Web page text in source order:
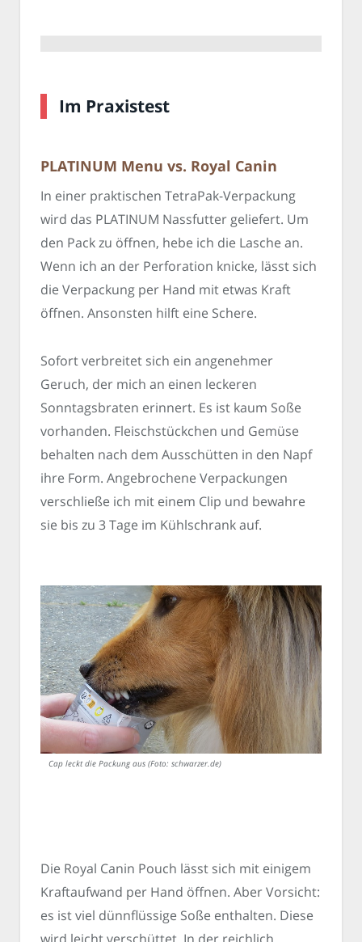
Im Praxistest
PLATINUM Menu vs. Royal Canin
In einer praktischen TetraPak-Verpackung
wird das PLATINUM Nassfutter geliefert. Um
den Pack zu öffnen, hebe ich die Lasche an.
Wenn ich an der Perforation knicke, lässt sich
die Verpackung per Hand mit etwas Kraft
öffnen. Ansonsten hilft eine Schere.
Sofort verbreitet sich ein angenehmer
Geruch, der mich an einen leckeren
Sonntagsbraten erinnert. Es ist kaum Soße
vorhanden. Fleischstückchen und Gemüse
behalten nach dem Ausschütten in den Napf
ihre Form. Angebrochene Verpackungen
verschließe ich mit einem Clip und bewahre
sie bis zu 3 Tage im Kühlschrank auf.
Cap leckt die Packung aus (Foto: schwarzer.de)
Die Royal Canin Pouch lässt sich mit einigem
Kraftaufwand per Hand öffnen. Aber Vorsicht:
es ist viel dünnflüssige Soße enthalten. Diese